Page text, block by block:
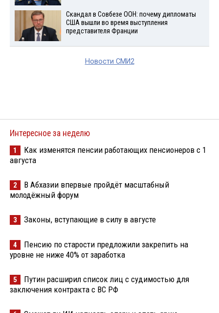
Скандал в Совбезе ООН: почему дипломаты
США вышли во время выступления
представителя Франции
Новости СМИ2
Интересное за неделю
1
Как изменятся пенсии работающих пенсионеров с 1
августа
2
В Абхазии впервые пройдёт масштабный
молодёжный форум
3 Законы, вступающие в силу в августе
4
Пенсию по старости предложили закрепить на
уровне не ниже 40% от заработка
5
Путин расширил список лиц с судимостью для
заключения контракта с ВС РФ